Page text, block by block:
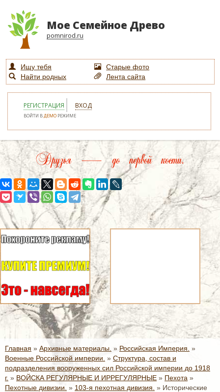
Мое Семейное Древо
pomnirod.ru
Ищу тебя
Старые фото
Найти родных
Лента сайта
РЕГИСТРАЦИЯ ВХОД
ВОЙТИ ВДЕМО РЕЖИМЕ
Друзья — до первой кости.
Главная » Архивные материалы. » Российская Империя. »
Военные Российской империи. » Структура, состав и
подразделения вооруженных сил Российской империи до 1918
г. » ВОЙСКА РЕГУЛЯРНЫЕ И ИРРЕГУЛЯРНЫЕ » Пехота »
Пехотные дивизии. » 103-я пехотная дивизия. » Исторические